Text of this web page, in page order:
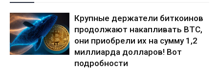
Крупные держатели биткоинов
продолжают накапливать BTC,
они приобрели их на сумму 1,2
миллиарда долларов! Вот
подробности